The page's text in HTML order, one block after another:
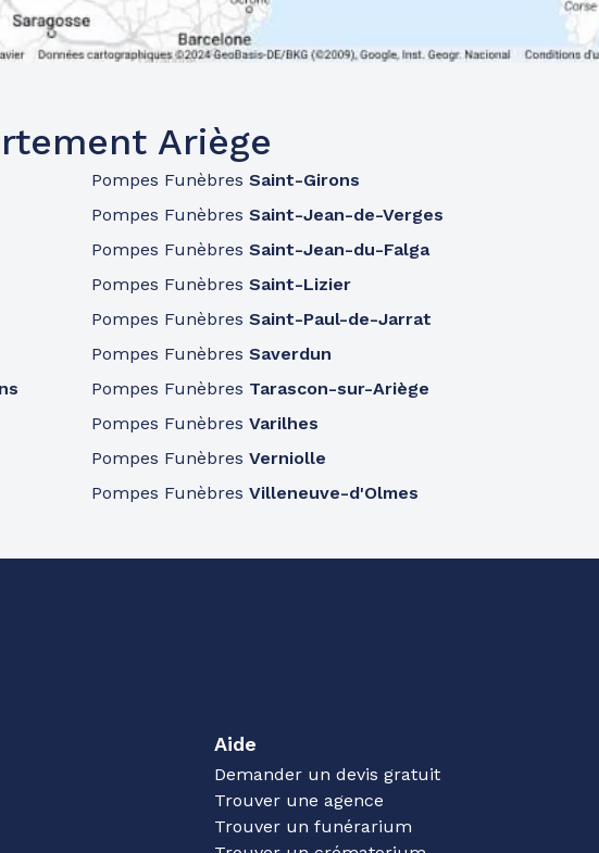
Ariège
Pompes FunèbresSaint-Girons
Pompes FunèbresSaint-Jean-de-Verges
Pompes FunèbresSaint-Jean-du-Falga
Pompes FunèbresSaint-Lizier
Pompes FunèbresSaint-Paul-de-Jarrat
Pompes FunèbresSaverdun
Pompes Funèbres Tarascon-sur-Ariège
Pompes FunèbresVarilhes
Pompes FunèbresVerniolle
Pompes FunèbresVilleneuve-d'Olmes
Aide
Demander un devis gratuit
Trouver une agence
Trouver un funérarium